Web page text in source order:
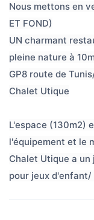
Nous mettons en
ET FOND)
UN charmant
pleine nature à
GP8 route de
Chalet Utique
L'espace (130m2)
l'équipement et le
Chalet Utique a
pour jeux